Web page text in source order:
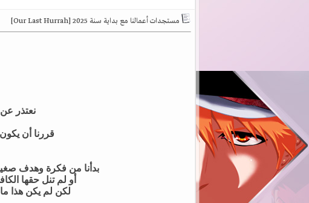
مستجدات أعمالنا مع بداية سنة 2025 [Our Last Hurrah]
نعتذر
قررنا أن
بدأنا من فكرة وهدف صغير في عام 2018، وانطلقنا آملين أن نترجم بعض
أو لم تنل حقها
لكن لم يكن هذا ما